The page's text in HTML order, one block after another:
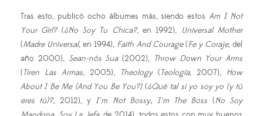
Tras esto, publicó ocho álbumes más, siendo estosAm I Not
Your Girl?(¿No Soy Tu Chica?, en 1992), Universal Mother
(Madre Universal, en 1994), Faith And Courage(Fe y Coraje, del
año 2000), Sean-nós Sua(2002), Throw Down Your Arms
(Tiren Las Armas, 2005), Theology(Teología, 2007), How
About I Be Me (And You Be You?)(¿Qué tal si yo soy yo (y tú
eres tú)?, 2012), yI´m Not Bossy, I´m The Boss (No Soy